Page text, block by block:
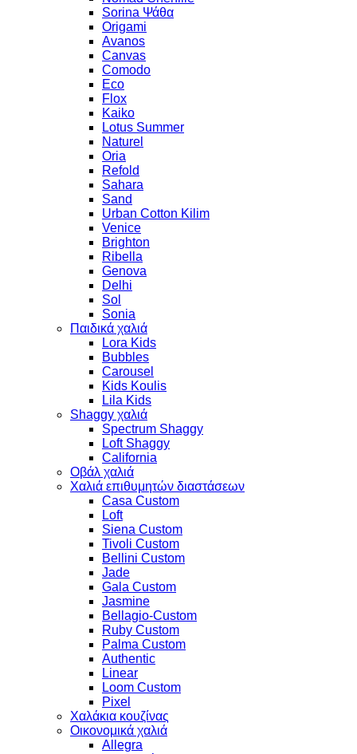
Sorina Ψάθα
Origami
Avanos
Canvas
Comodo
Eco
Flox
Kaiko
Lotus Summer
Naturel
Oria
Refold
Sahara
Sand
Urban Cotton Kilim
Venice
Brighton
Ribella
Genova
Delhi
Sol
Sonia
Παιδικά χαλιά
Lora Kids
Bubbles
Carousel
Kids Koulis
Lila Kids
Shaggy χαλιά
Spectrum Shaggy
Loft Shaggy
California
Οβάλ χαλιά
Χαλιά επιθυμητών διαστάσεων
Casa Custom
Loft
Siena Custom
Tivoli Custom
Bellini Custom
Jade
Gala Custom
Jasmine
Bellagio-Custom
Ruby Custom
Palma Custom
Authentic
Linear
Loom Custom
Pixel
Χαλάκια κουζίνας
Οικονομικά χαλιά
Allegra